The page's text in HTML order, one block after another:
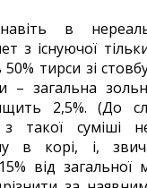
в
з існуючої
тирси зі
– загальна
2,5%. (До
з такої суміші
в корі, і,
від загальної